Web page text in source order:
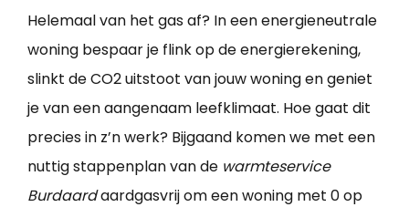
Helemaal van het gas af? In een energieneutrale
woning bespaar je flink op de energierekening,
slinkt de CO2 uitstoot van jouw woning en geniet
je van een aangenaam leefklimaat. Hoe gaat dit
precies in z’n werk? Bijgaand komen we met een
nuttig stappenplan van de warmteservice
Burdaardaardgasvrij om een woning met 0 op